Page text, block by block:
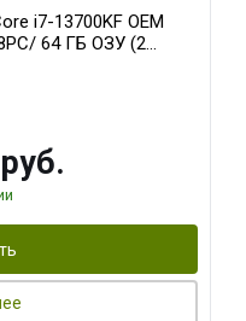
i7-13700KF OEM
64 ГБ ОЗУ (2
OC 16GB GDDR7